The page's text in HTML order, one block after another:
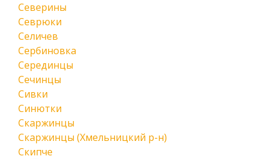
Северины
Севрюки
Селичев
Сербиновка
Серединцы
Сечинцы
Сивки
Синютки
Скаржинцы
Скаржинцы (Хмельницкий р-н)
Скипче